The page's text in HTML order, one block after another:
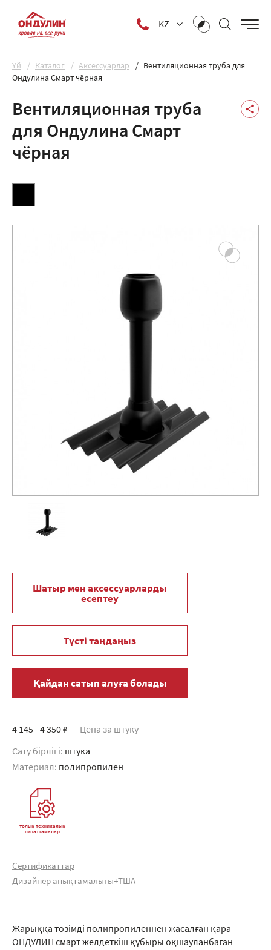
KZ
Yй Каталог Аксессуарлар
Вентиляционная труба для
Ондулина Смарт чёрная
Вентиляционная труба
для Ондулина Смарт
чёрная
Шатыр мен аксессуарларды
есептеу
Түсті таңдаңыз
Қайдан сатып алуға болады
4 145 - 4 350 ₽ Цена за штуку
Сату бірлігі: штука
Материал: полипропилен
толық техникалық
сипаттамалар
Сертификаттар
Дизайнер анықтамалығы+ТША
Жарыққа төзімді полипропиленнен жасалған қара
ОНДУЛИН смарт желдеткіш құбыры оқшауланбаған